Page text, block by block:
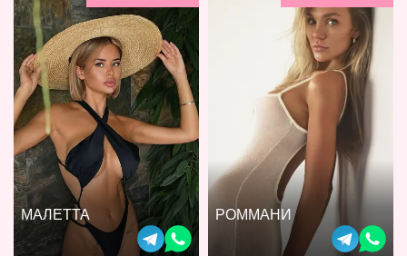
МАЛЕТТА РОММАНИ